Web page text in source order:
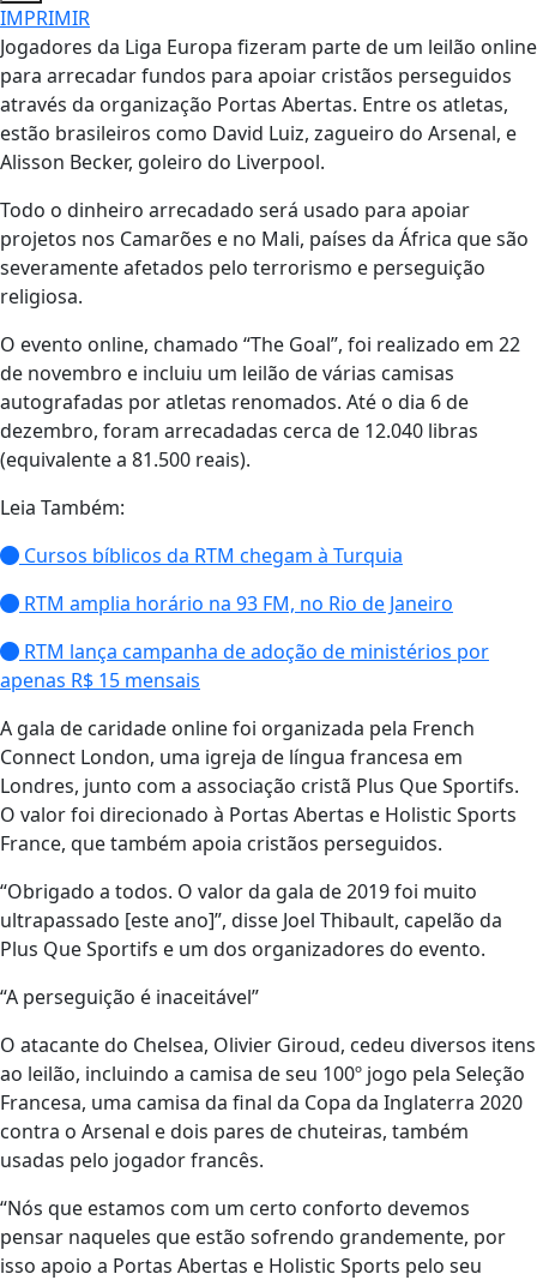
IMPRIMIR
Jogadores da Liga Europa fizeram parte de um leilão online
para arrecadar fundos para apoiar cristãos perseguidos
através da organização Portas Abertas. Entre os atletas,
estão brasileiros como David Luiz, zagueiro do Arsenal, e
Alisson Becker, goleiro do Liverpool.
Todo o dinheiro arrecadado será usado para apoiar
projetos nos Camarões e no Mali, países da África que são
severamente afetados pelo terrorismo e perseguição
religiosa.
O evento online, chamado “The Goal”, foi realizado em 22
de novembro e incluiu um leilão de várias camisas
autografadas por atletas renomados. Até o dia 6 de
dezembro, foram arrecadadas cerca de 12.040 libras
(equivalente a 81.500 reais).
Leia Também:
Cursos bíblicos da RTM chegam à Turquia
RTM amplia horário na 93 FM, no Rio de Janeiro
RTM lança campanha de adoção de ministérios por
apenas R$ 15 mensais
A gala de caridade online foi organizada pela French
Connect London, uma igreja de língua francesa em
Londres, junto com a associação cristã Plus Que Sportifs.
O valor foi direcionado à Portas Abertas e Holistic Sports
France, que também apoia cristãos perseguidos.
“Obrigado a todos. O valor da gala de 2019 foi muito
ultrapassado [este ano]”, disse Joel Thibault, capelão da
Plus Que Sportifs e um dos organizadores do evento.
“A perseguição é inaceitável”
O atacante do Chelsea, Olivier Giroud, cedeu diversos itens
ao leilão, incluindo a camisa de seu 100º jogo pela Seleção
Francesa, uma camisa da final da Copa da Inglaterra 2020
contra o Arsenal e dois pares de chuteiras, também
usadas pelo jogador francês.
“Nós que estamos com um certo conforto devemos
pensar naqueles que estão sofrendo grandemente, por
isso apoio a Portas Abertas e Holistic Sports pelo seu